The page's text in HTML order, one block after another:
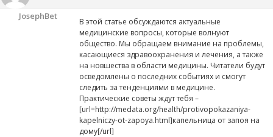
JosephBet
В этой статье обсуждаются актуальные
медицинские вопросы, которые волнуют
общество. Мы обращаем внимание на проблемы,
касающиеся здравоохранения и лечения, а также
на новшества в области медицины. Читатели будут
осведомлены о последних событиях и смогут
следить за тенденциями в медицине.
Практические советы ждут тебя –
[url=http://medata.org/health/protivopokazaniya-
kapelniczy-ot-zapoya.html]капельница от запоя на
дому[/url]